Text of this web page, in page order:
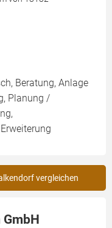
Beratung, Anlage
Planung /
vergleichen